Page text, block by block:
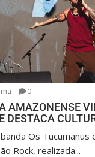
0
AMAZONENSE
DESTACA
Os
Rock, realizada...